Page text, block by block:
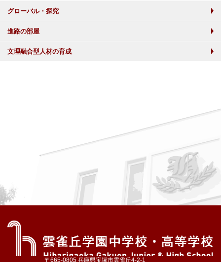
グローバル・探究
進路の部屋
文理融合型人材の育成
〒665-0805 兵庫県宝塚市雲雀丘4-2-1